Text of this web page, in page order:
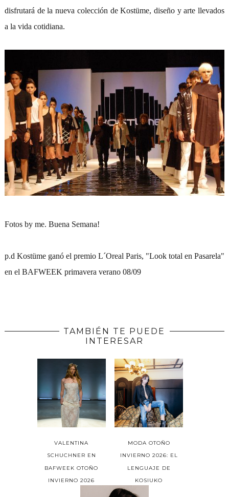
disfrutará de la nueva colección de Kostüme, diseño y arte llevados
a la vida cotidiana.
Fotos by me. Buena Semana!
p.d Kostüme ganó el premio L´Oreal Paris, "Look total en Pasarela"
en el BAFWEEK primavera verano 08/09
TAMBIÉN TE PUEDE
INTERESAR
VALENTINA
SCHUCHNER EN
BAFWEEK OTOÑO
INVIERNO 2026
MODA OTOÑO
INVIERNO 2026: EL
LENGUAJE DE
KOSIUKO